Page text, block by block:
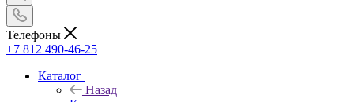
Телефоны
+7 812 490-46-25
Каталог
Назад